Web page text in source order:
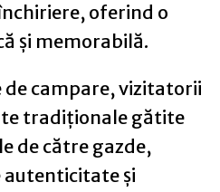
oferind o
și memorabilă.
campare, vizitatorii
tradiționale gătite
de către gazde,
autenticitate și